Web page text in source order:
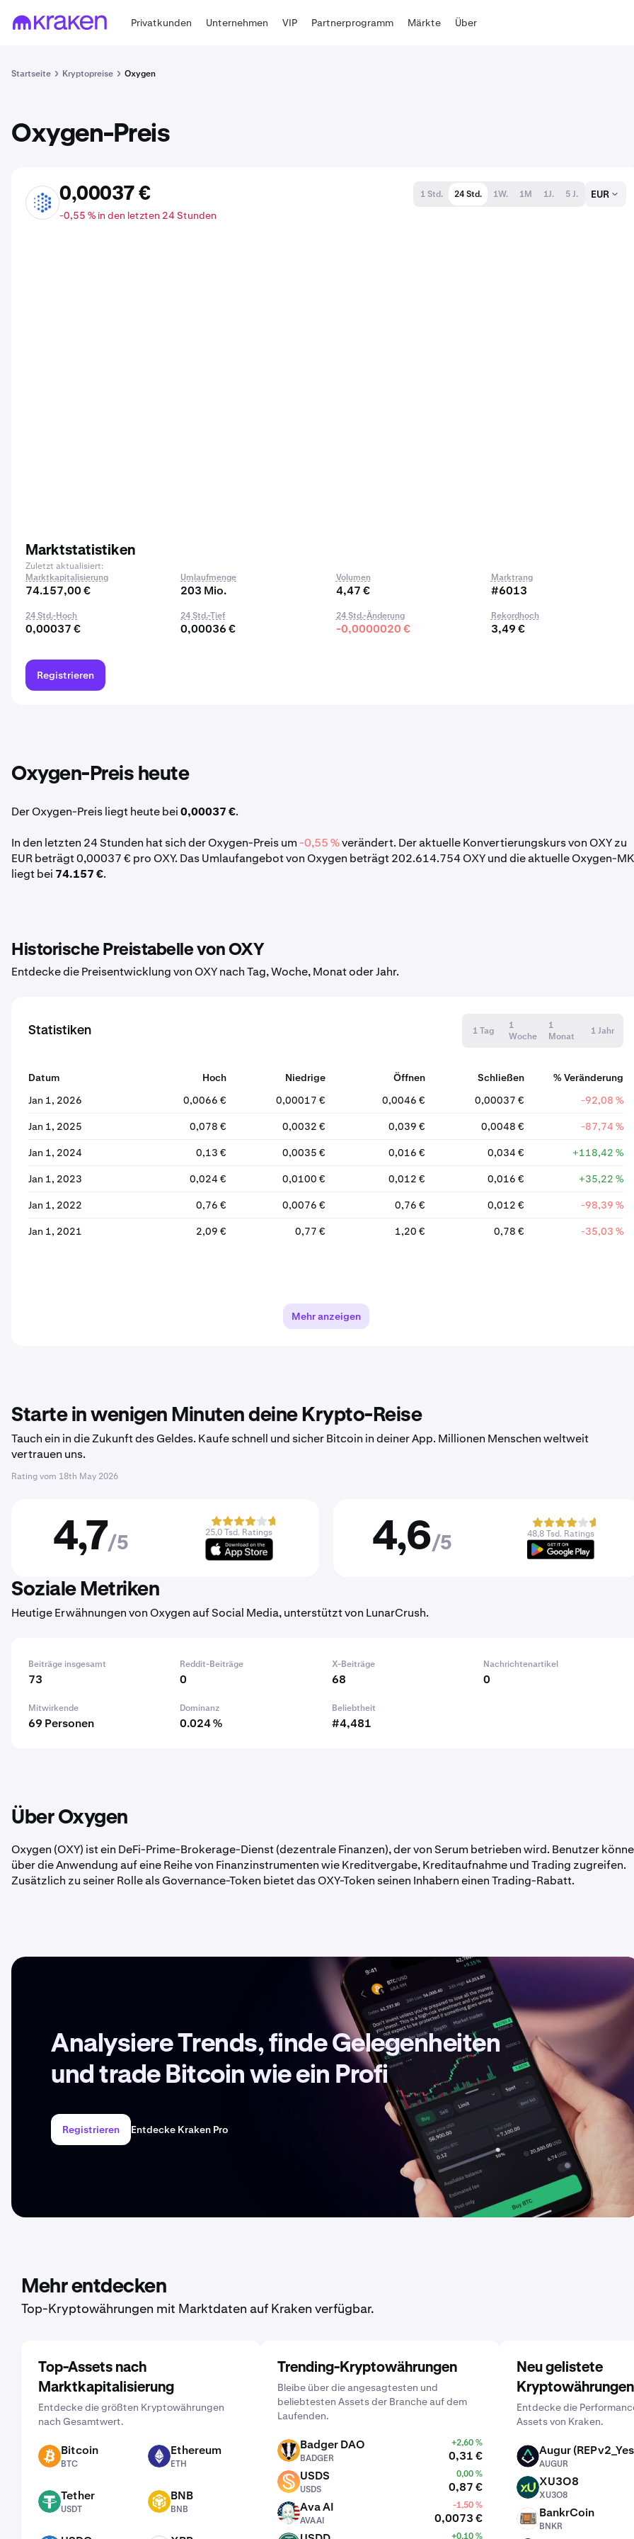
Privatkunden Unternehmen VIP Partnerprogramm Märkte Über
Startseite Kryptopreise Oxygen
Oxygen-Preis
OXY 0,00037 €
-0,55 % in den letzten 24 Stunden
1 Std. 24 Std. 1W. 1M 1J. 5 J. EUR
Marktstatistiken
Zuletzt aktualisiert:
Marktkapitalisierung
74.157,00 €
Umlaufmenge
203 Mio.
Volumen
4,47 €
Marktrang
#6013
24 Std.-Hoch
0,00037 €
24 Std.-Tief
0,00036 €
24 Std.-Änderung
-0,0000020 €
Rekordhoch
3,49 €
Registrieren
Oxygen-Preis heute
Der Oxygen-Preis liegt heute bei0,00037 €.
In den letzten 24 Stunden hat sich der Oxygen-Preis um-0,55 %verändert. Der aktuelle Konvertierungskurs von OXY zu
EUR beträgt 0,00037 € pro OXY. Das Umlaufangebot von Oxygen beträgt 202.614.754 OXY und die aktuelle Oxygen-MK
liegt bei 74.157 €.
Historische Preistabelle von OXY
Entdecke die Preisentwicklung von OXY nach Tag, Woche, Monat oder Jahr.
Statistiken 1 Tag
1
Woche
1
Monat
1 Jahr
Datum Hoch Niedrige Öffnen Schließen
% Veränderung
Jan 1, 2026
0,0066 € 0,00017 € 0,0046 € 0,00037 € -92,08 %
Jan 1, 2025 0,078 € 0,0032 € 0,039 € 0,0048 € -87,74 %
Jan 1, 2024 0,13 € 0,0035 € 0,016 € 0,034 € +118,42 %
Jan 1, 2023 0,024 € 0,0100 € 0,012 € 0,016 € +35,22 %
Jan 1, 2022 0,76 € 0,0076 € 0,76 € 0,012 € -98,39 %
Jan 1, 2021 2,09 € 0,77 € 1,20 € 0,78 € -35,03 %
Mehr anzeigen
Starte in wenigen Minuten deine Krypto-Reise
Tauch ein in die Zukunft des Geldes. Kaufe schnell und sicher Bitcoin in deiner App. Millionen Menschen weltweit
vertrauen uns.
Rating vom 18th May 2026
4,7/5
25,0 Tsd. Ratings 4,6/5
48,8 Tsd. Ratings
Soziale Metriken
Heutige Erwähnungen von Oxygen auf Social Media, unterstützt von LunarCrush.
Beiträge insgesamt
73
Reddit-Beiträge
0
X-Beiträge
68
Nachrichtenartikel
0
Mitwirkende
69 Personen
Dominanz
0.024 %
Beliebtheit
#4,481
Über Oxygen
Oxygen (OXY) ist ein DeFi-Prime-Brokerage-Dienst (dezentrale Finanzen), der von Serum betrieben wird. Benutzer
über die Anwendung auf eine Reihe von Finanzinstrumenten wie Kreditvergabe, Kreditaufnahme und Trading zugreifen.
Zusätzlich zu seiner Rolle als Governance-Token bietet das OXY-Token seinen Inhabern einen Trading-Rabatt.
Analysiere Trends, finde Gelegenheiten
und trade Bitcoin wie ein Profi
Registrieren Entdecke Kraken Pro
Mehr entdecken
Top-Kryptowährungen mit Marktdaten auf Kraken verfügbar.
Top-Assets nach
Marktkapitalisierung
Entdecke die größten Kryptowährungen
nach Gesamtwert.
BTC Bitcoin
BTC
ETH Ethereum
ETH
USDT Tether
USDT
BNB BNB
BNB
Trending-Kryptowährungen
Bleibe über die angesagtesten und
beliebtesten Assets der Branche auf dem
Laufenden.
BADGER Badger DAO
BADGER
+2,60 %
0,31 €
USDS USDS
USDS
0,00 %
0,87 €
AVAAI Ava AI
AVAAI
-1,50 %
0,0073 €
+0,10 %
Neu gelistete
Kryptowährungen
Entdecke die
Assets von Kraken.
AUGUR Augur
AUGUR
XU3O8 XU3O8
XU3O8
BNKR BankrCoin
BNKR